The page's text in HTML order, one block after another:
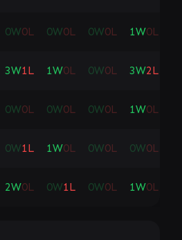
0W0L 0W0L 0W0L 1W0L
3W1L 1W0L 0W0L 3W2L
0W0L 0W0L 0W0L 1W0L
0W1L 1W0L 0W0L 0W0L
2W0L 0W1L 0W0L 1W0L